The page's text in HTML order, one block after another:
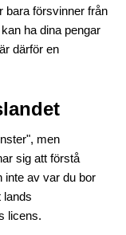
bara försvinner från
ha dina pengar
därför en
men
sig att förstå
inte av var du bor
lands
licens.